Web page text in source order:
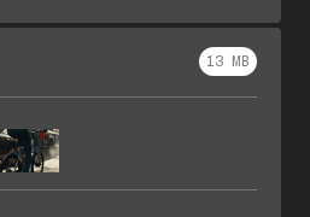
13 MB